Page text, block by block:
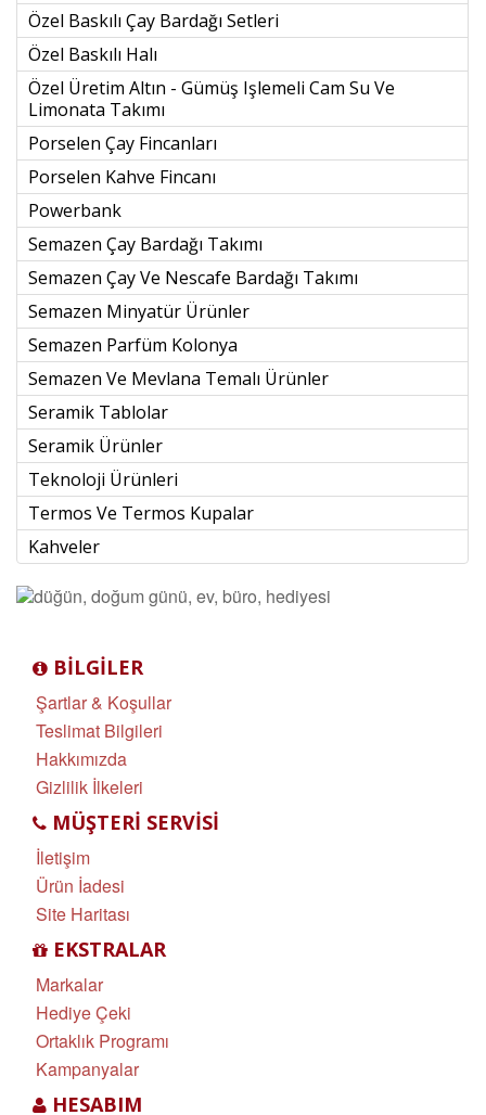
Özel Baskılı Çay Bardağı Setleri
Özel Baskılı Halı
Özel Üretim Altın - Gümüş Işlemeli Cam Su Ve
Limonata Takımı
Porselen Çay Fincanları
Porselen Kahve Fincanı
Powerbank
Semazen Çay Bardağı Takımı
Semazen Çay Ve Nescafe Bardağı Takımı
Semazen Minyatür Ürünler
Semazen Parfüm Kolonya
Semazen Ve Mevlana Temalı Ürünler
Seramik Tablolar
Seramik Ürünler
Teknoloji Ürünleri
Termos Ve Termos Kupalar
Kahveler
BILGILER
Şartlar & Koşullar
Teslimat Bilgileri
Hakkımızda
Gizlilik İlkeleri
MÜŞTERI SERVISI
İletişim
Ürün İadesi
Site Haritası
EKSTRALAR
Markalar
Hediye Çeki
Ortaklık Programı
Kampanyalar
HESABIM